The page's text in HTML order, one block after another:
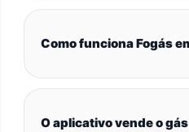
Como funciona Fogás
O aplicativo vende o